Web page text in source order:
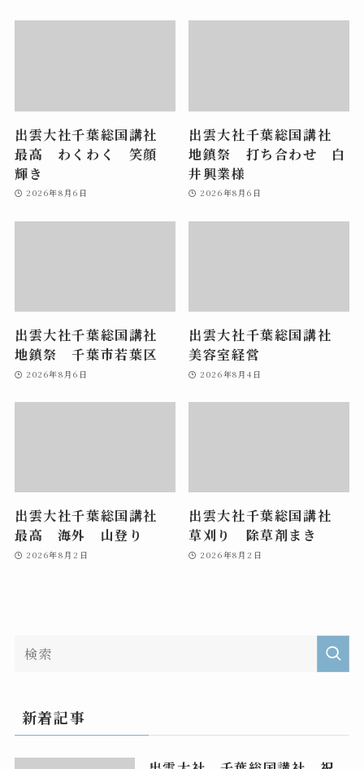
出雲大社千葉総国講社
最高 わくわく 笑顔
輝き
2026年8月6日
出雲大社千葉総国講社
地鎮祭 打ち合わせ 白
井興業様
2026年8月6日
出雲大社千葉総国講社
地鎮祭 千葉市若葉区
2026年8月6日
出雲大社千葉総国講社
美容室経営
2026年8月4日
出雲大社千葉総国講社
最高 海外 山登り
2026年8月2日
出雲大社千葉総国講社
草刈り 除草剤まき
2026年8月2日
新着記事